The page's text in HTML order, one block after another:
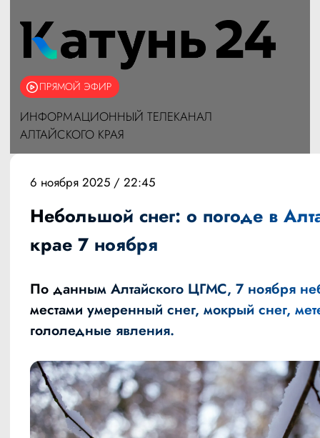
ПРЯМОЙ ЭФИР
ИНФОРМАЦИОННЫЙ ТЕЛЕКАНАЛ
АЛТАЙСКОГО КРАЯ
6 ноября 2025 / 22:45
Небольшой снег: о погоде в
крае 7 ноября
По данным Алтайского ЦГМС, 7 ноября
местами умеренный снег, мокрый снег,
гололедные явления.